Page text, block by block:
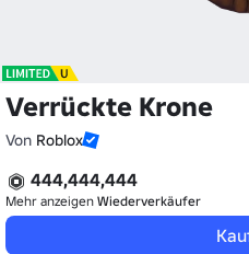
Verrückte Krone
Von Roblox
444,444,444
Mehr anzeigen Wiederverkäufer